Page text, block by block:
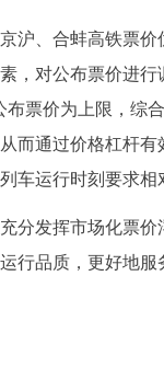
沪、合蚌高铁票
，对公布票价进
布票价为上限，综
而通过价格杠杆
车运行时刻要求相
分发挥市场化票
行品质，更好地服